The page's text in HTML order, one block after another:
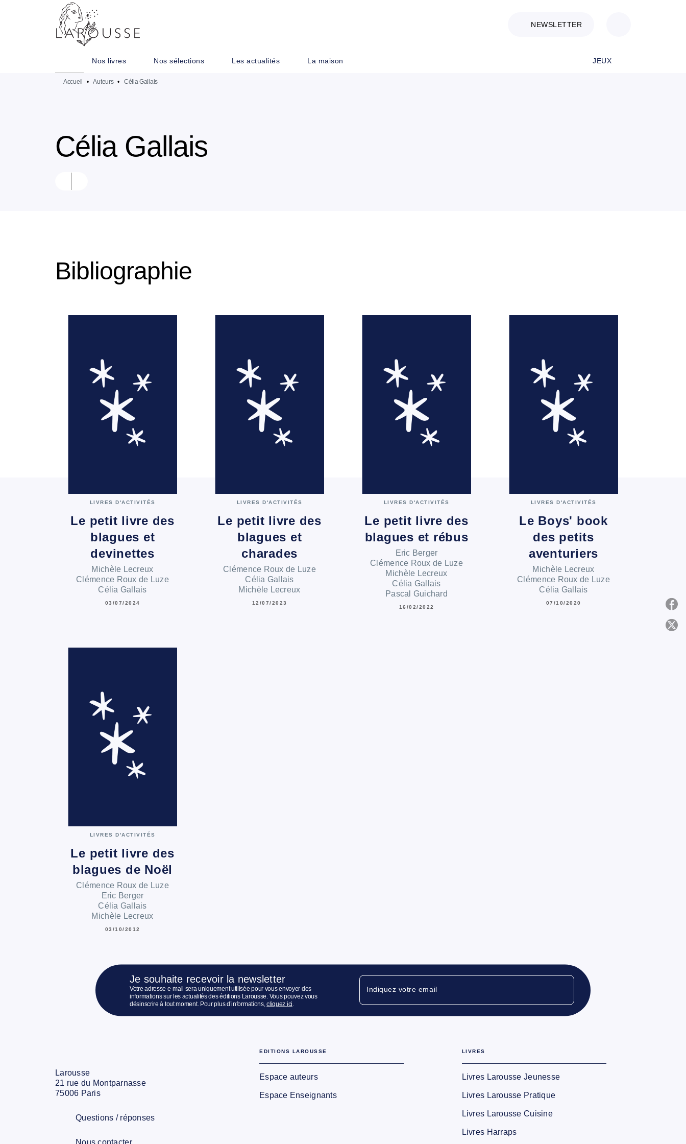
MENU
NEWSLETTER
Nos livres Nos sélections Les actualités La maison JEUX
Accueil • Auteurs • Célia Gallais
Célia Gallais
Bibliographie
LIVRES D'ACTIVITÉS
Le petit livre des
blagues et
devinettes
Michèle Lecreux
Clémence Roux de Luze
Célia Gallais
03/07/2024
LIVRES D'ACTIVITÉS
Le petit livre des
blagues et
charades
Clémence Roux de Luze
Célia Gallais
Michèle Lecreux
12/07/2023
LIVRES D'ACTIVITÉS
Le petit livre des
blagues et rébus
Eric Berger
Clémence Roux de Luze
Michèle Lecreux
Célia Gallais
Pascal Guichard
16/02/2022
LIVRES D'ACTIVITÉS
Le Boys' book
des petits
aventuriers
Michèle Lecreux
Clémence Roux de Luze
Célia Gallais
07/10/2020
LIVRES D'ACTIVITÉS
Le petit livre des
blagues de Noël
Clémence Roux de Luze
Eric Berger
Célia Gallais
Michèle Lecreux
03/10/2012
Je souhaite recevoir la newsletter
Votre adresse e-mail sera uniquement utilisée pour vous envoyer des
informations sur les actualités des éditions Larousse. Vous pouvez vous
désinscrire à tout moment. Pour plus d’informations,cliquez ici
Indiquez votre email
Larousse
21 rue du Montparnasse
75006 Paris
Questions / réponses
Nous contacter
EDITIONS LAROUSSE
Espace auteurs
Espace Enseignants
LIVRES
Livres Larousse Jeunesse
Livres Larousse Pratique
Livres Larousse Cuisine
Livres Harraps